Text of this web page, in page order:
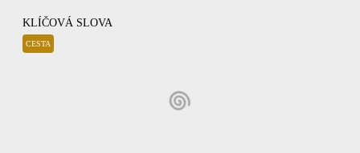
KLÍČOVÁ SLOVA
CESTA